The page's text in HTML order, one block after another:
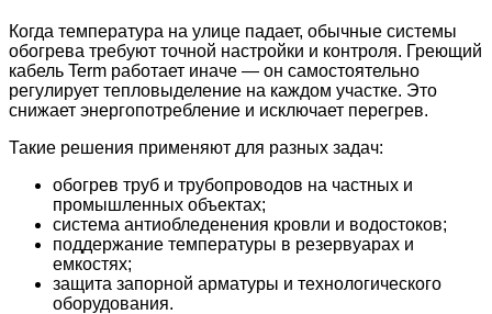
Когда температура на улице падает, обычные системы
обогрева требуют точной настройки и контроля. Греющий
кабель Term работает иначе — он самостоятельно
регулирует тепловыделение на каждом участке. Это
снижает энергопотребление и исключает перегрев.
Такие решения применяют для разных задач:
обогрев труб и трубопроводов на частных и
промышленных объектах;
система антиобледенения кровли и водостоков;
поддержание температуры в резервуарах и
емкостях;
защита запорной арматуры и технологического
оборудования.